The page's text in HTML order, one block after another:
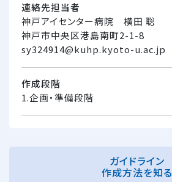
連絡先担当者
神戸アイセンター病院 横田 聡
神戸市中央区港島南町2-1-8
sy324914@kuhp.kyoto-u.ac.jp
作成段階
1.企画・準備段階
ガイドライン
作成方法を知る